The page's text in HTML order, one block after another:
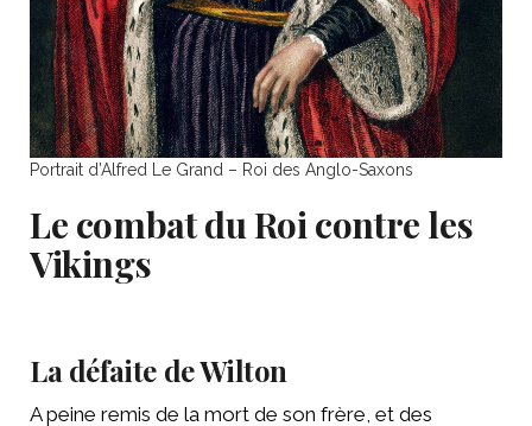
Portrait d’Alfred Le Grand – Roi des Anglo-Saxons
Le combat du Roi contre les
Vikings
La défaite de Wilton
A peine remis de la mort de son frère, et des